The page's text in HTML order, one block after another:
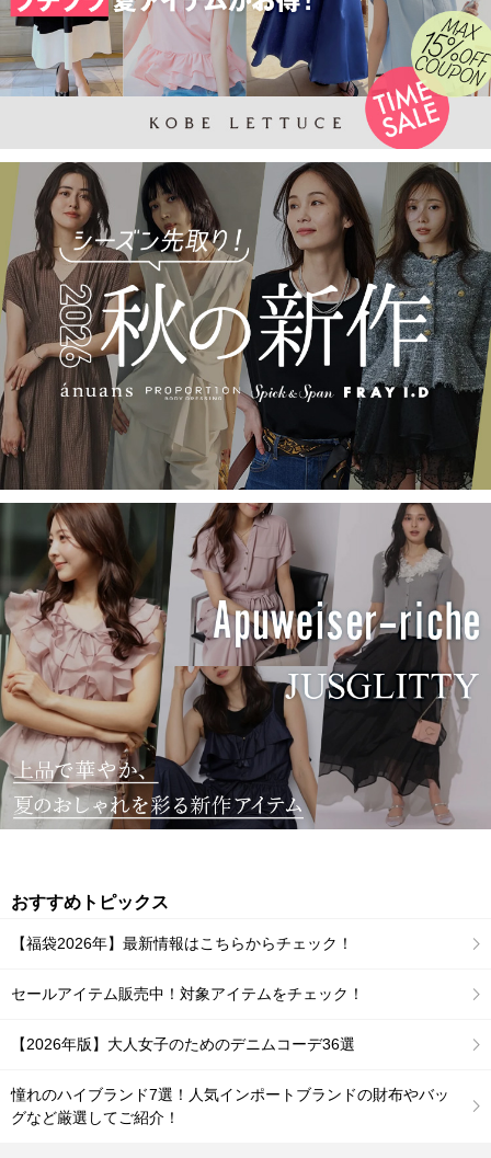
おすすめトピックス
【福袋2026年】最新情報はこちらからチェック！
セールアイテム販売中！対象アイテムをチェック！
【2026年版】大人女子のためのデニムコーデ36選
憧れのハイブランド7選！人気インポートブランドの財布やバッ
グなど厳選してご紹介！